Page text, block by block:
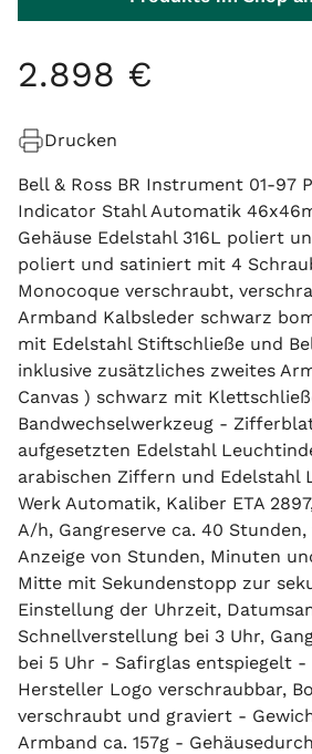
2.898 €
Drucken
Bell & Ross BR Instrument 01-97
Indicator Stahl Automatik
Gehäuse Edelstahl 316L poliert
poliert und satiniert mit 4
Monocoque verschraubt,
Armband Kalbsleder schwarz
mit Edelstahl Stiftschließe und
inklusive zusätzliches zweites
Canvas ) schwarz mit
Bandwechselwerkzeug -
aufgesetzten Edelstahl
arabischen Ziffern und Edelstahl
Werk Automatik, Kaliber ETA
A/h, Gangreserve ca. 40
Anzeige von Stunden, Minuten
Mitte mit Sekundenstopp zur
Einstellung der Uhrzeit,
Schnellverstellung bei 3 Uhr,
bei 5 Uhr - Safirglas entspiegelt
Hersteller Logo verschraubbar,
verschraubt und graviert -
Armband ca. 157g -